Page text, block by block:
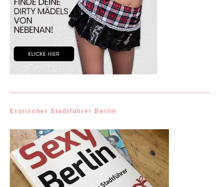
Erotischer Stadtführer Berlin